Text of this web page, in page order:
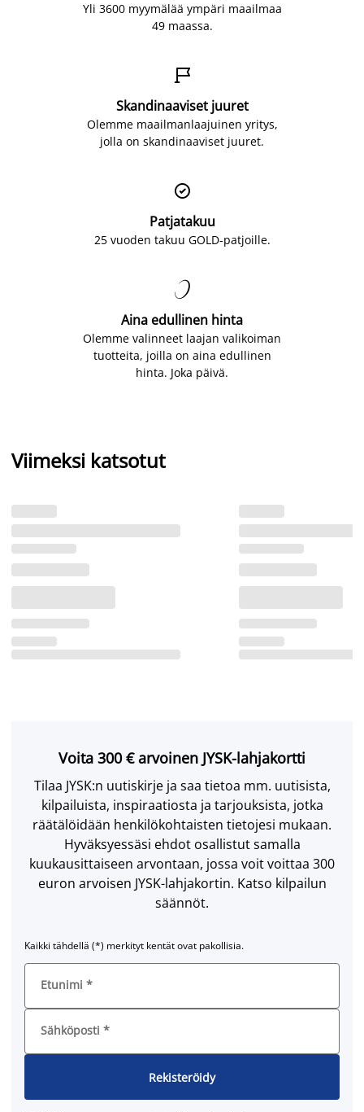
Yli 3600 myymälää ympäri maailmaa
49 maassa.

Skandinaaviset juuret
Olemme maailmanlaajuinen yritys,
jolla on skandinaaviset juuret.

Patjatakuu
25 vuoden takuu GOLD-patjoille.

Aina edullinen hinta
Olemme valinneet laajan valikoiman
tuotteita, joilla on aina edullinen
hinta. Joka päivä.
Viimeksi katsotut
Voita 300 € arvoinen JYSK-lahjakortti
Tilaa JYSK:n uutiskirje ja saa tietoa mm. uutisista,
kilpailuista, inspiraatiosta ja tarjouksista, jotka
räätälöidään henkilökohtaisten tietojesi mukaan.
Hyväksyessäsi ehdot osallistut samalla
kuukausittaiseen arvontaan, jossa voit voittaa 300
euron arvoisen JYSK-lahjakortin. Katso kilpailun
säännöt.
Kaikki tähdellä (*) merkityt kentät ovat pakollisia.
Etunimi *
Sähköposti *
Rekisteröidy